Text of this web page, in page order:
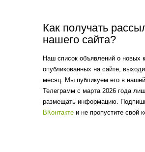
Как получать
нашего сайта?
Наш список объявлений о новых
опубликованных на сайте,
месяц. Мы публикуем его в
Телеграмм с марта 2026 года
размещать информацию.
ВКонтакте и не пропустите свой